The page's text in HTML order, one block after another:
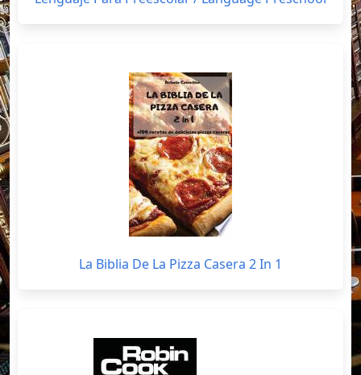
La Biblia De La Pizza Casera 2 In 1